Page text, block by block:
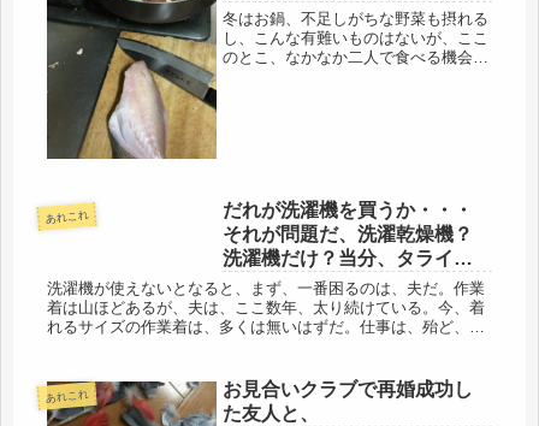
を剥ぐ。
冬はお鍋、不足しがちな野菜も摂れる
し、こんな有難いものはないが、ここ
のとこ、なかなか二人で食べる機会が
あれこれ
だれが洗濯機を買うか・・・
それが問題だ、洗濯乾燥機？
洗濯機だけ？当分、タライ生
活です。
洗濯機が使えないとなると、まず、一番困るのは、夫だ。作業
着は山ほどあるが、夫は、ここ数年、太り続けている。今、着
れるサイズの作業着は、多くは無いはずだ。仕事は、殆ど、従
あれこれ
お見合いクラブで再婚成功し
た友人と、